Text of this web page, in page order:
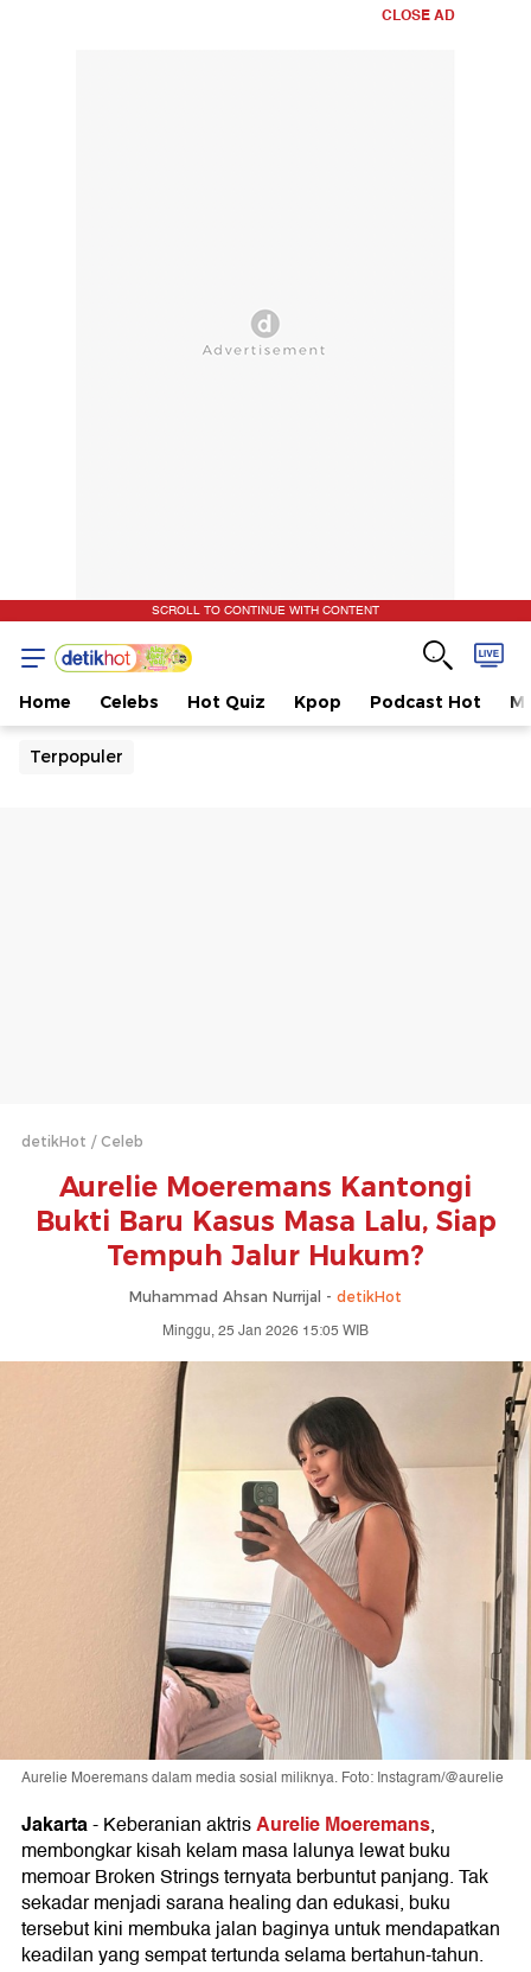
CLOSE AD
SCROLL TO CONTINUE WITH CONTENT
Home Celebs Hot Quiz Kpop Podcast Hot
Terpopuler
detikHot Celeb
Aurelie Moeremans Kantongi
Bukti Baru Kasus Masa Lalu, Siap
Tempuh Jalur Hukum?
Muhammad Ahsan Nurrijal - detikHot
Minggu, 25 Jan 2026 15:05 WIB
Aurelie Moeremans dalam media sosial miliknya. Foto: Instagram/@aurelie
Jakarta-Keberanian aktrisAurelie Moeremans,
membongkar kisah kelam masa lalunya lewat buku
memoar Broken Strings ternyata berbuntut panjang. Tak
sekadar menjadi sarana healing dan edukasi, buku
tersebut kini membuka jalan baginya untuk mendapatkan
keadilan yang sempat tertunda selama bertahun-tahun.